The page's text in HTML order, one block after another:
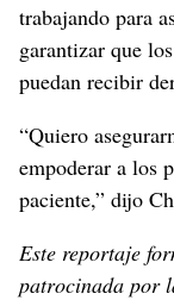
trabajando para
garantizar que
puedan recibir
“Quiero
empoderar a los
paciente,” dijo
Este reportaje
patrocinada por